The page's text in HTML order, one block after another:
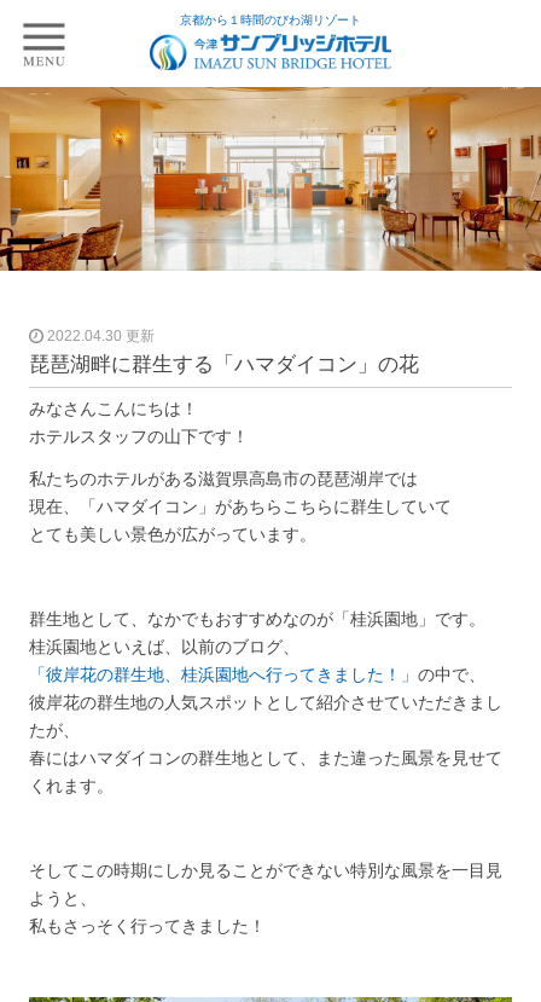
京都から１時間のびわ湖リゾート
2022.04.30 更新
琵琶湖畔に群生する「ハマダイコン」の花
みなさんこんにちは！
ホテルスタッフの山下です！
私たちのホテルがある滋賀県高島市の琵琶湖岸では
現在、「ハマダイコン」があちらこちらに群生していて
とても美しい景色が広がっています。
群生地として、なかでもおすすめなのが「桂浜園地」です。
桂浜園地といえば、以前のブログ、
「彼岸花の群生地、桂浜園地へ行ってきました！」 の中で、
彼岸花の群生地の人気スポットとして紹介させていただきまし
たが、
春にはハマダイコンの群生地として、また違った風景を見せて
くれます。
そしてこの時期にしか見ることができない特別な風景を一目見
ようと、
私もさっそく行ってきました！